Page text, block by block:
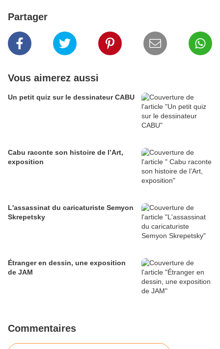
Partager
Vous aimerez aussi
Un petit quiz sur le dessinateur CABU
Cabu raconte son histoire de l’Art,
exposition
L'assassinat du caricaturiste Semyon
Skrepetsky
Étranger en dessin, une exposition
de JAM
Commentaires